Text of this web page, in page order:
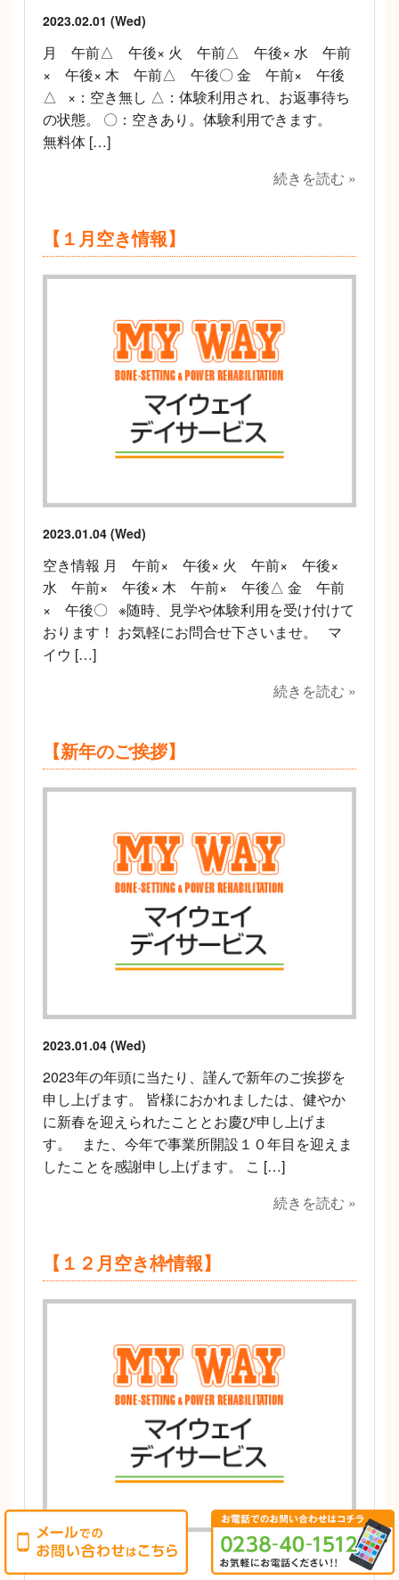
2023.02.01 (Wed)
月 午前△ 午後× 火 午前△ 午後× 水 午前
× 午後× 木 午前△ 午後〇 金 午前× 午後
△ ×：空き無し △：体験利用され、お返事待ち
の状態。 〇：空きあり。体験利用できます。
無料体 […]
続きを読む »
【１月空き情報】
2023.01.04 (Wed)
空き情報 月 午前× 午後× 火 午前× 午後×
水 午前× 午後× 木 午前× 午後△ 金 午前
× 午後〇 ※随時、見学や体験利用を受け付けて
おります！ お気軽にお問合せ下さいませ。 マ
イウ […]
続きを読む »
【新年のご挨拶】
2023.01.04 (Wed)
2023年の年頭に当たり、謹んで新年のご挨拶を
申し上げます。 皆様におかれましたは、健やか
に新春を迎えられたこととお慶び申し上げま
す。 また、今年で事業所開設１０年目を迎えま
したことを感謝申し上げます。 こ […]
続きを読む »
【１２月空き枠情報】
2022.12.01 (Thu)